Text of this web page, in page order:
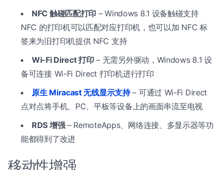
NFC 触碰匹配打印 – Windows 8.1 设备触碰支持
NFC 的打印机可以匹配对应打印机，也可以加 NFC 标
签来为旧打印机提供 NFC 支持
Wi-Fi Direct 打印– 无需另外驱动，Windows 8.1 设
备可连接 Wi-Fi Direct 打印机进行打印
原生 Miracast 无线显示支持– 可通过 Wi-Fi Direct
点对点将手机、PC、平板等设备上的画面串流至电视
RDS 增强– RemoteApps、网络连接、多显示器等功
能都得到了改进
移动性增强